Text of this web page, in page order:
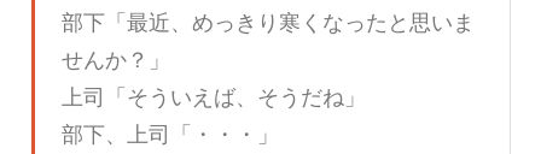
部下「最近、めっきり寒くなったと思いま
せんか？」
上司「そういえば、そうだね」
部下、上司「・・・」